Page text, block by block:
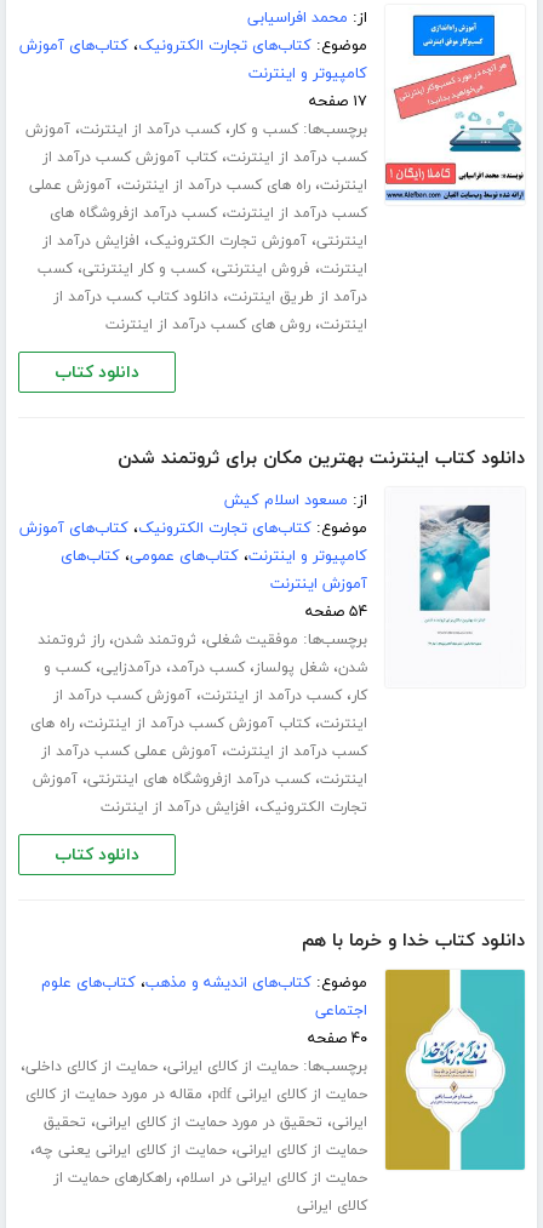
از: محمد افراسیابی
موضوع:کتاب‌های تجارت الکترونیک،کتاب‌های آموزش
کامپیوتر و اینترنت
۱۷ صفحه
برچسب‌ها:کسب و کار،کسب درآمد از اینترنت،آموزش
کسب درآمد از اینترنت،کتاب آموزش کسب درآمد از
اینترنت،راه های کسب درآمد از اینترنت،آموزش عملی
کسب درآمد از اینترنت،کسب درآمد ازفروشگاه های
اینترنتی،آموزش تجارت الکترونیک، افزایش درآمد از
اینترنت، فروش اینترنتی،کسب و کار اینترنتی،کسب
درآمد از طریق اینترنت،دانلود کتاب کسب درآمد از
اینترنت،روش های کسب درآمد از اینترنت
دانلود کتاب
دانلود کتاب اینترنت بهترین مکان برای ثروتمند شدن
از: مسعود اسلام کیش
موضوع:کتاب‌های تجارت الکترونیک،کتاب‌های آموزش
کامپیوتر و اینترنت،کتاب‌های عمومی،کتاب‌های
آموزش اینترنت
۵۴ صفحه
برچسب‌ها: موفقیت شغلی، ثروتمند شدن،راز ثروتمند
شدن،شغل پولساز،کسب درآمد،درآمدزایی،کسب و
کار،کسب درآمد از اینترنت،آموزش کسب درآمد از
اینترنت،کتاب آموزش کسب درآمد از اینترنت،راه های
کسب درآمد از اینترنت،آموزش عملی کسب درآمد از
اینترنت،کسب درآمد ازفروشگاه های اینترنتی،آموزش
تجارت الکترونیک، افزایش درآمد از اینترنت
دانلود کتاب
دانلود کتاب خدا و خرما با هم
موضوع:کتاب‌های اندیشه و مذهب،کتاب‌های علوم
اجتماعی
۴۰ صفحه
برچسب‌ها:حمایت از کالای ایرانی،حمایت از کالای داخلی،
حمایت از کالای ایرانی pdf ، مقاله در مورد حمایت از کالای
ایرانی، تحقیق در مورد حمایت از کالای ایرانی، تحقیق
حمایت از کالای ایرانی،حمایت از کالای ایرانی یعنی چه،
حمایت از کالای ایرانی در اسلام،راهکارهای حمایت از
کالای ایرانی